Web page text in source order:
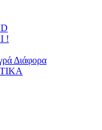
!
Διάφορα